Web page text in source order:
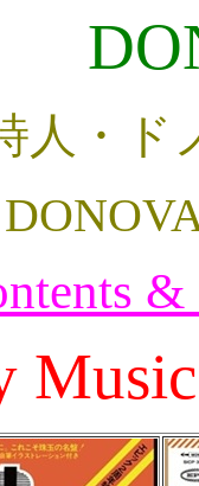
人・ド